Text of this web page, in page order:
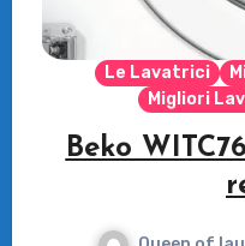
Le Lavatrici
Migliori
Beko